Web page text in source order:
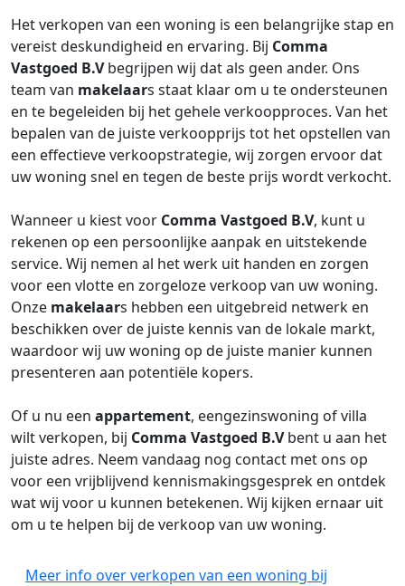
Het verkopen van een woning is een belangrijke stap en
vereist deskundigheid en ervaring. Bij Comma
Vastgoed B.Vbegrijpen wij dat als geen ander. Ons
team van makelaars staat klaar om u te ondersteunen
en te begeleiden bij het gehele verkoopproces. Van het
bepalen van de juiste verkoopprijs tot het opstellen van
een effectieve verkoopstrategie, wij zorgen ervoor dat
uw woning snel en tegen de beste prijs wordt verkocht.
Wanneer u kiest voor Comma Vastgoed B.V, kunt u
rekenen op een persoonlijke aanpak en uitstekende
service. Wij nemen al het werk uit handen en zorgen
voor een vlotte en zorgeloze verkoop van uw woning.
Onze makelaars hebben een uitgebreid netwerk en
beschikken over de juiste kennis van de lokale markt,
waardoor wij uw woning op de juiste manier kunnen
presenteren aan potentiële kopers.
Of u nu een appartement, eengezinswoning of villa
wilt verkopen, bij Comma Vastgoed B.Vbent u aan het
juiste adres. Neem vandaag nog contact met ons op
voor een vrijblijvend kennismakingsgesprek en ontdek
wat wij voor u kunnen betekenen. Wij kijken ernaar uit
om u te helpen bij de verkoop van uw woning.
Meer info over verkopen van een woning bij